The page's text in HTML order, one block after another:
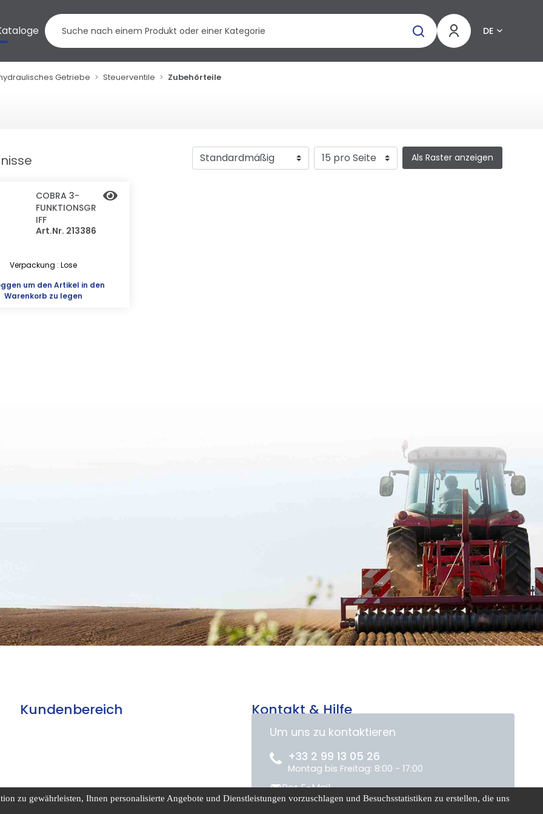
DE
Getriebe Steuerventile Zubehörteile
Als Raster anzeigen
COBRA 3-
FUNKTIONSGR
IFF
Art.Nr. 213386
Verpackung : Lose
um den Artikel in den
Warenkorb zu legen
Kundenbereich Kontakt & Hilfe
Um uns zu kontaktieren
+33 2 99 13 05 26
Montag bis Freitag: 8:00 - 17:00
Per E-Mail
zu gewährleisten, Ihnen personalisierte Angebote und Dienstleistungen vorzuschlagen und Besuchsstatistiken zu erstellen, die uns